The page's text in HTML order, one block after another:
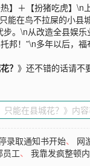
】＋【扮猪吃虎】
能在鸟不拉屎的小
。\n从改造全县娱
邦！”\n多年以后，
？》还不错的话请不
录取通知书开始、 网
员工、我靠发疯整顿